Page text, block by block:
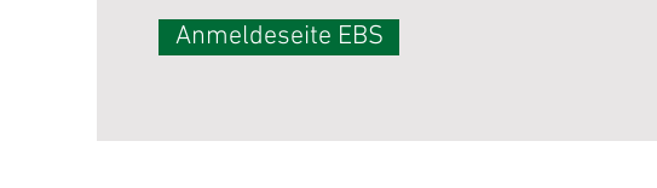
Anmeldeseite EBS